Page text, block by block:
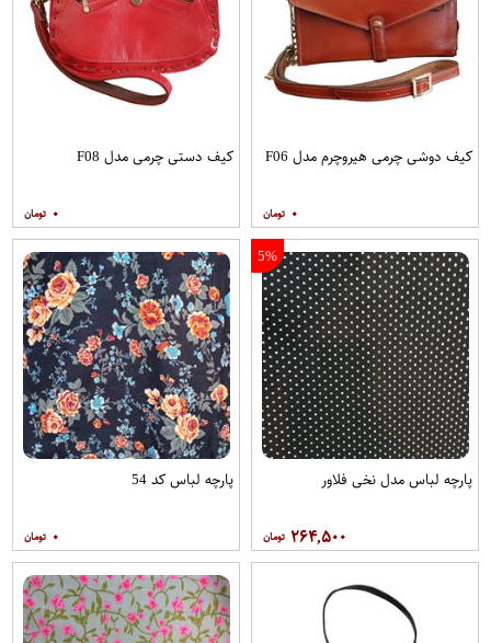
کیف دوشی چرمی هیروچرم مدل F06
۰
کیف دستی چرمی مدل F08
۰
5%
پارچه لباس مدل نخی فلاور
۲۶۴,۵۰۰
پارچه لباس کد 54
۰